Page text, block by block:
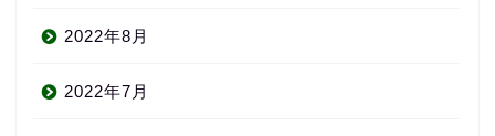
2022年8月
2022年7月